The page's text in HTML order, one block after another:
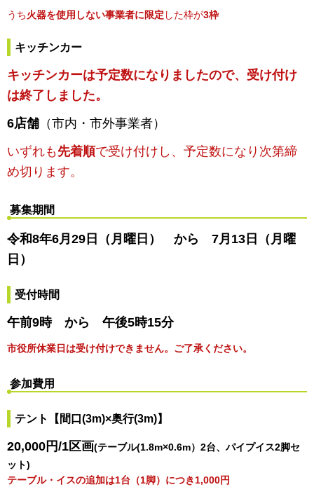
うち火器を使用しない事業者に限定 した枠が3枠
キッチンカー
キッチンカーは予定数になりましたので、受け付け
は終了しました。
6店舗 （市内・市外事業者）
いずれも 先着順で受け付けし、予定数になり次第締
め切ります。
募集期間
令和8年6月29日（月曜日） から 7月 13日（月曜
日）
受付時間
午前9時 から 午後5時15分
市役所休業日は受け付けできません。ご了承ください。
参加費用
テント【間口(3m)×奥行(3m)】
20,000円/1区画(テーブル(1.8m×0.6m）2台、パイプイス2脚セ
ット)
テーブル・イスの追加は1台（1脚）につき1,000円